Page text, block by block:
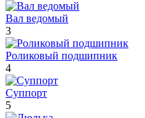
Вал ведомый
3
Роликовый подшипник
4
Суппорт
5